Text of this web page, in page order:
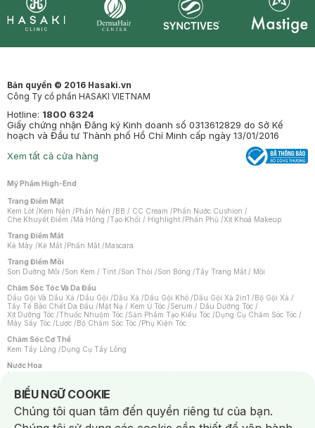
Bản quyền © 2016 Hasaki.vn
Công Ty cổ phần HASAKI VIETNAM
Hotline: 1800 6324
Giấy chứng nhận Đăng ký Kinh doanh số 0313612829 do Sở Kế
hoạch và Đầu tư Thành phố Hồ Chí Minh cấp ngày 13/01/2016
Xem tất cả cửa hàng
Mỹ Phẩm High-End
Trang Điểm Mặt
Kem Lót /Kem Nền /Phấn Nền /BB / CC Cream /Phấn Nước Cushion /
Che Khuyết Điểm /Má Hồng /Tạo Khối / Highlight /Phấn Phủ /Xịt Khoá Makeup
Trang Điểm Mắt
Kẻ Mày /Kẻ Mắt /Phấn Mắt /Mascara
Trang Điểm Môi
Son Dưỡng Môi /Son Kem / Tint /Son Thỏi /Son Bóng /Tẩy Trang Mắt / Môi
Chăm Sóc Tóc Và Da Đầu
Dầu Gội Và Dầu Xả /Dầu Gội /Dầu Xả /Dầu Gội Khô /Dầu Gội Xả 2in1 /Bộ Gội Xả /
Tẩy Tế Bào Chết Da Đầu /Mặt Nạ / Kem Ủ Tóc /Serum / Dầu Dưỡng Tóc /
Xịt Dưỡng Tóc /Thuốc Nhuộm Tóc /Sản Phẩm Tạo Kiểu Tóc /Dụng Cụ Chăm Sóc Tóc /
Máy Sấy Tóc /Lược /Bộ Chăm Sóc Tóc /Phụ Kiện Tóc
Chăm Sóc Cơ Thể
Kem Tẩy Lông /Dụng Cụ Tẩy Lông
Nước Hoa
Nước Hoa Nữ
Chăm Sóc Cá Nhân
Chống Muỗi /Khẩu Trang /Máy Massage/Mặt Nạ Xông Hơi /Nước Rửa Tay/
Sản Phẩm Chăm Sóc Khác /Bàn Chải Đánh Răng /Bàn Chải Điện/
BIỂU NGỮ COOKIE
Notice about cookies usage
Chúng tôi quan tâm đến quyền riêng tư của bạn.